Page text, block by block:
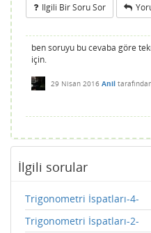
Ilgili Bir Soru Sor
ben soruyu bu cevaba göre
için.
29 Nisan 2016 Anil
İlgili sorular
Trigonometri İspatları-4-
Trigonometri İspatları-2-